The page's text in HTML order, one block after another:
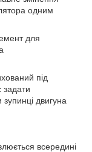
одним
для
під
зупинці двигуна
всередині